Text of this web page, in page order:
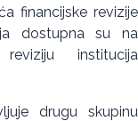
financijske revizije
dostupna su na
institucija
drugu skupinu